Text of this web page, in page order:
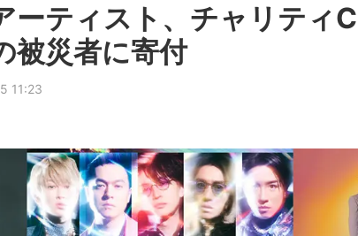
ーティスト、チャリテ
被災者に寄付
11:23